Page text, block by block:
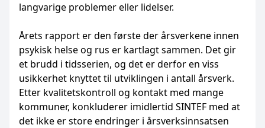
langvarige problemer eller lidelser.
Årets rapport er den første der årsverkene innen
psykisk helse og rus er kartlagt sammen. Det gir
et brudd i tidsserien, og det er derfor en viss
usikkerhet knyttet til utviklingen i antall årsverk.
Etter kvalitetskontroll og kontakt med mange
kommuner, konkluderer imidlertid SINTEF med at
det ikke er store endringer i årsverksinnsatsen